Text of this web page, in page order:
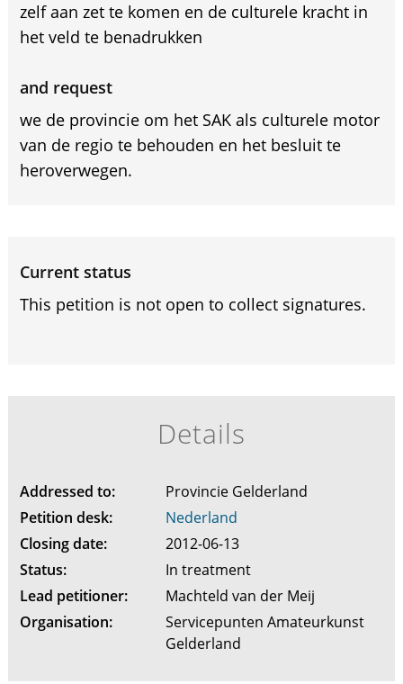
zelf aan zet te komen en de culturele kracht in
het veld te benadrukken
and request
we de provincie om het SAK als culturele motor
van de regio te behouden en het besluit te
heroverwegen.
Current status
This petition is not open to collect signatures.
Details
Addressed to:
Provincie Gelderland
Petition desk:
Nederland
Closing date:
2012-06-13
Status:
In treatment
Lead petitioner:
Machteld van der Meij
Organisation:
Servicepunten Amateurkunst
Gelderland